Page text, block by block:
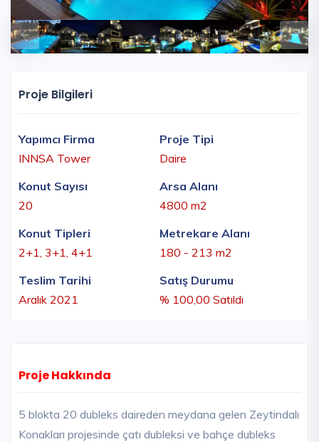
Proje Bilgileri
Yapımcı Firma
INNSA Tower
Proje Tipi
Daire
Konut Sayısı
20
Arsa Alanı
4800 m2
Konut Tipleri
2+1, 3+1, 4+1
Metrekare Alanı
180 - 213 m2
Teslim Tarihi
Aralık 2021
Satış Durumu
% 100,00 Satıldı
Proje Hakkında
5 blokta 20 dubleks daireden meydana gelen Zeytindalı
Konakları projesinde çatı dubleksi ve bahçe dubleks